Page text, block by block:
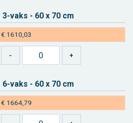
vaks - 60 x 70 cm
€ 1610,03
vaks - 60 x 70 cm
€ 1664,79